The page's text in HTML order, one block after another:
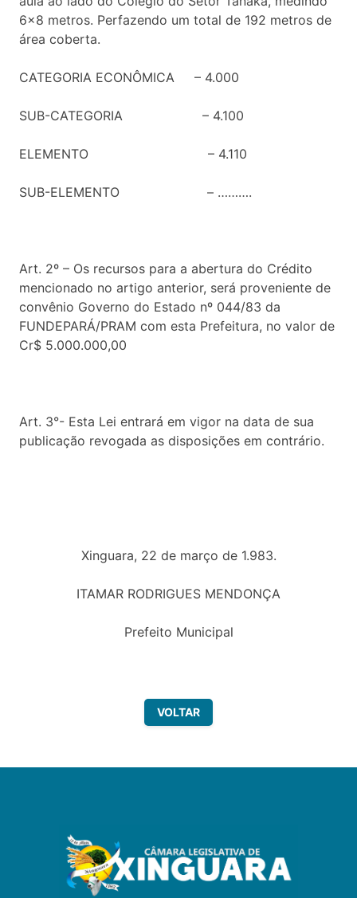
6×8 metros. Perfazendo um total de 192 metros de
área coberta.
CATEGORIA ECONÔMICA – 4.000
SUB-CATEGORIA – 4.100
ELEMENTO – 4.110
SUB-ELEMENTO – ……….
Art. 2º – Os recursos para a abertura do Crédito
mencionado no artigo anterior, será proveniente de
convênio Governo do Estado nº 044/83 da
FUNDEPARÁ/PRAM com esta Prefeitura, no valor de
Cr$ 5.000.000,00
Art. 3°- Esta Lei entrará em vigor na data de sua
publicação revogada as disposições em contrário.
Xinguara, 22 de março de 1.983.
ITAMAR RODRIGUES MENDONÇA
Prefeito Municipal
VOLTAR